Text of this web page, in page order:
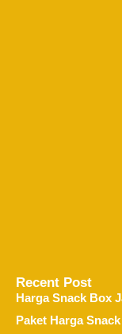
Recent Post
Harga Snack Box
Paket Harga